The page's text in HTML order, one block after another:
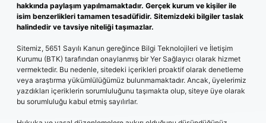
hakkında paylaşım yapılmamaktadır. Gerçek kurum ve kişiler ile
isim benzerlikleri tamamen tesadüfidir. Sitemizdeki bilgiler taslak
halindedir ve tavsiye niteliği taşımazlar.
Sitemiz, 5651 Sayılı Kanun gereğince Bilgi Teknolojileri ve İletişim
Kurumu (BTK) tarafından onaylanmış bir Yer Sağlayıcı olarak hizmet
vermektedir. Bu nedenle, sitedeki içerikleri proaktif olarak denetleme
veya araştırma yükümlülüğümüz bulunmamaktadır. Ancak, üyelerimiz
yazdıkları içeriklerin sorumluluğunu taşımakta olup, siteye üye olarak
bu sorumluluğu kabul etmiş sayılırlar.